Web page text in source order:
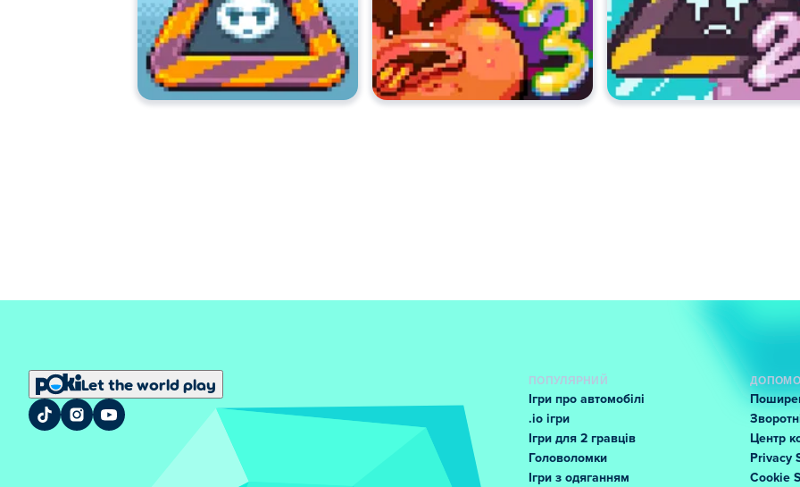
Let the world play
ПОПУЛЯРНИЙ
Ігри про автомобілі
.io ігри
Ігри для 2 гравців
Головоломки
Ігри з одяганням
Центр
Privacy
Cookie